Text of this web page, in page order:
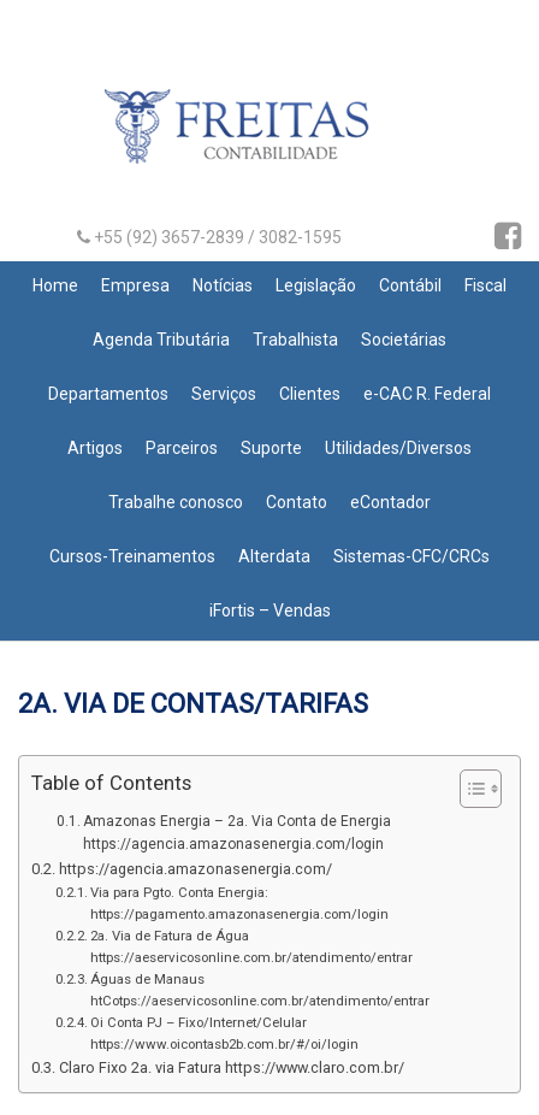
+55 (92) 3657-2839 / 3082-1595
Home Empresa Notícias Legislação Contábil Fiscal
Agenda Tributária Trabalhista Societárias
Departamentos Serviços Clientes e-CAC R. Federal
Artigos Parceiros Suporte Utilidades/Diversos
Trabalhe conosco Contato eContador
Cursos-Treinamentos Alterdata Sistemas-CFC/CRCs
iFortis – Vendas
2A. VIA DE CONTAS/TARIFAS
Table of Contents
Amazonas Energia – 2a. Via Conta de Energia
https://agencia.amazonasenergia.com/login
https://agencia.amazonasenergia.com/
Via para Pgto. Conta Energia:
https://pagamento.amazonasenergia.com/login
2a. Via de Fatura de Água
https://aeservicosonline.com.br/atendimento/entrar
Águas de Manaus
htCotps://aeservicosonline.com.br/atendimento/entrar
Oi Conta PJ – Fixo/Internet/Celular
https://www.oicontasb2b.com.br/#/oi/login
Claro Fixo 2a. via Fatura https://www.claro.com.br/